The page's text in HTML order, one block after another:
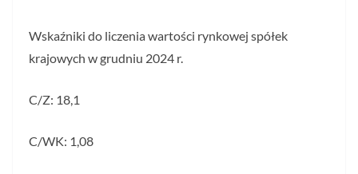
Wskaźniki do liczenia wartości rynkowej spółek
krajowych w grudniu 2024 r.
C/Z: 18,1
C/WK: 1,08